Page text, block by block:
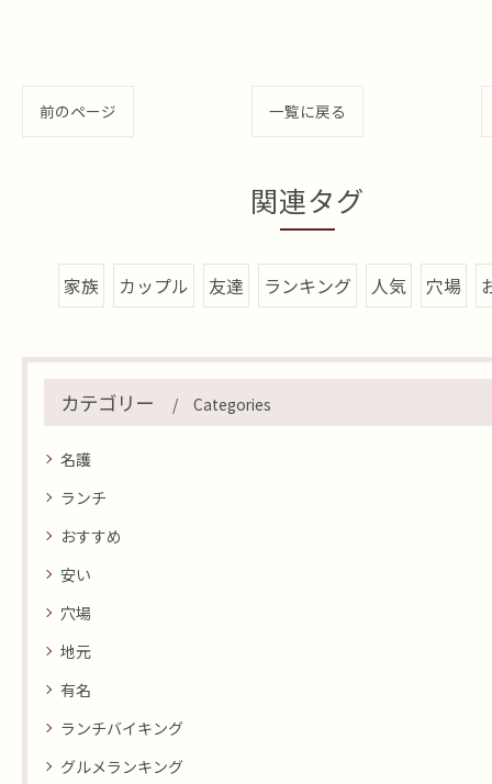
前のページ 一覧に戻る
関連タグ
家族 カップル 友達 ランキング 人気 穴場
カテゴリー Categories
名護
ランチ
おすすめ
安い
穴場
地元
有名
ランチバイキング
グルメランキング